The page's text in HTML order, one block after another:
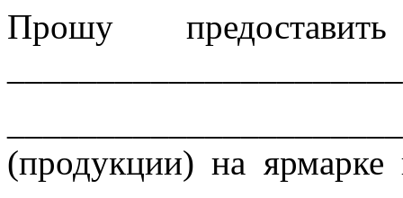
Прошу
(продукции) на